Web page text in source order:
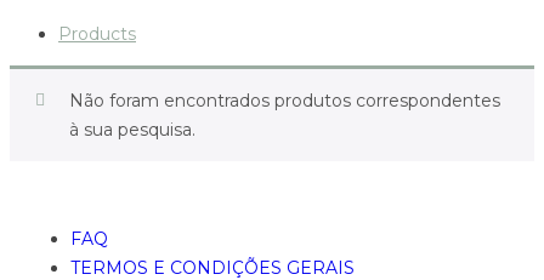
Products
Não foram encontrados produtos correspondentes
à sua pesquisa.
FAQ
TERMOS E CONDIÇÕES GERAIS